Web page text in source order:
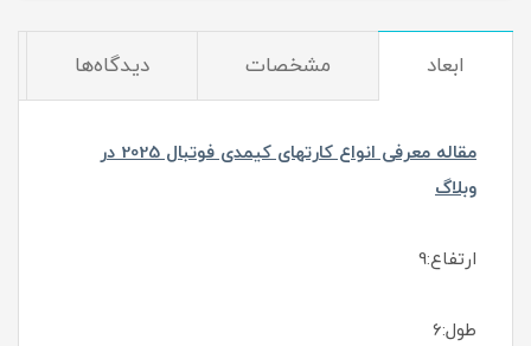
ابعاد مشخصات دیدگاه‌ها
مقاله معرفی انواع کارتهای کیمدی فوتبال 2025 در
وبلاگ
ارتفاع:9
طول:6